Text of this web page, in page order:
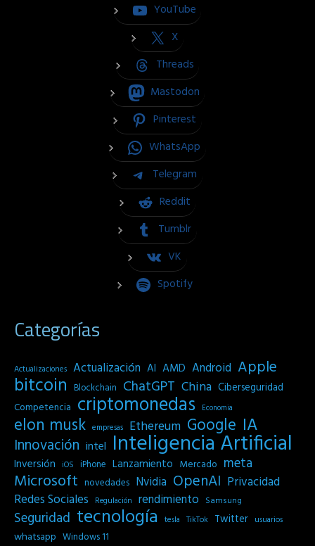
YouTube
X
Threads
Mastodon
Pinterest
WhatsApp
Telegram
Reddit
Tumblr
VK
Spotify
Categorías
Actualizaciones Actualización AI AMD Android Apple
bitcoin Blockchain ChatGPT China Ciberseguridad
Competencia criptomonedas Economia
elon musk empresas Ethereum Google IA
Innovación intel Inteligencia Artificial
Inversión iOS iPhone Lanzamiento Mercado meta
Microsoft novedades Nvidia OpenAI Privacidad
Redes Sociales
Regulación rendimiento Samsung
Seguridad tecnología tesla TikTok Twitter usuarios
whatsapp Windows 11